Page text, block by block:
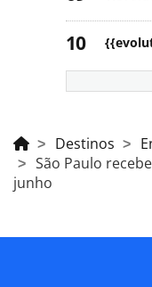
Destinos
São Paulo
junho